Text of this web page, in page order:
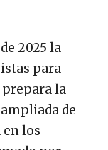
2025 la
para
prepara la
de
en los